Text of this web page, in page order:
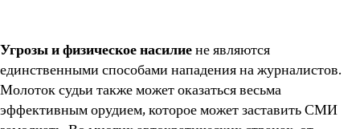
Угрозы и физическое насилиене являются
единственными способами нападения на журналистов.
Молоток судьи также может оказаться весьма
эффективным орудием, которое может заставить СМИ